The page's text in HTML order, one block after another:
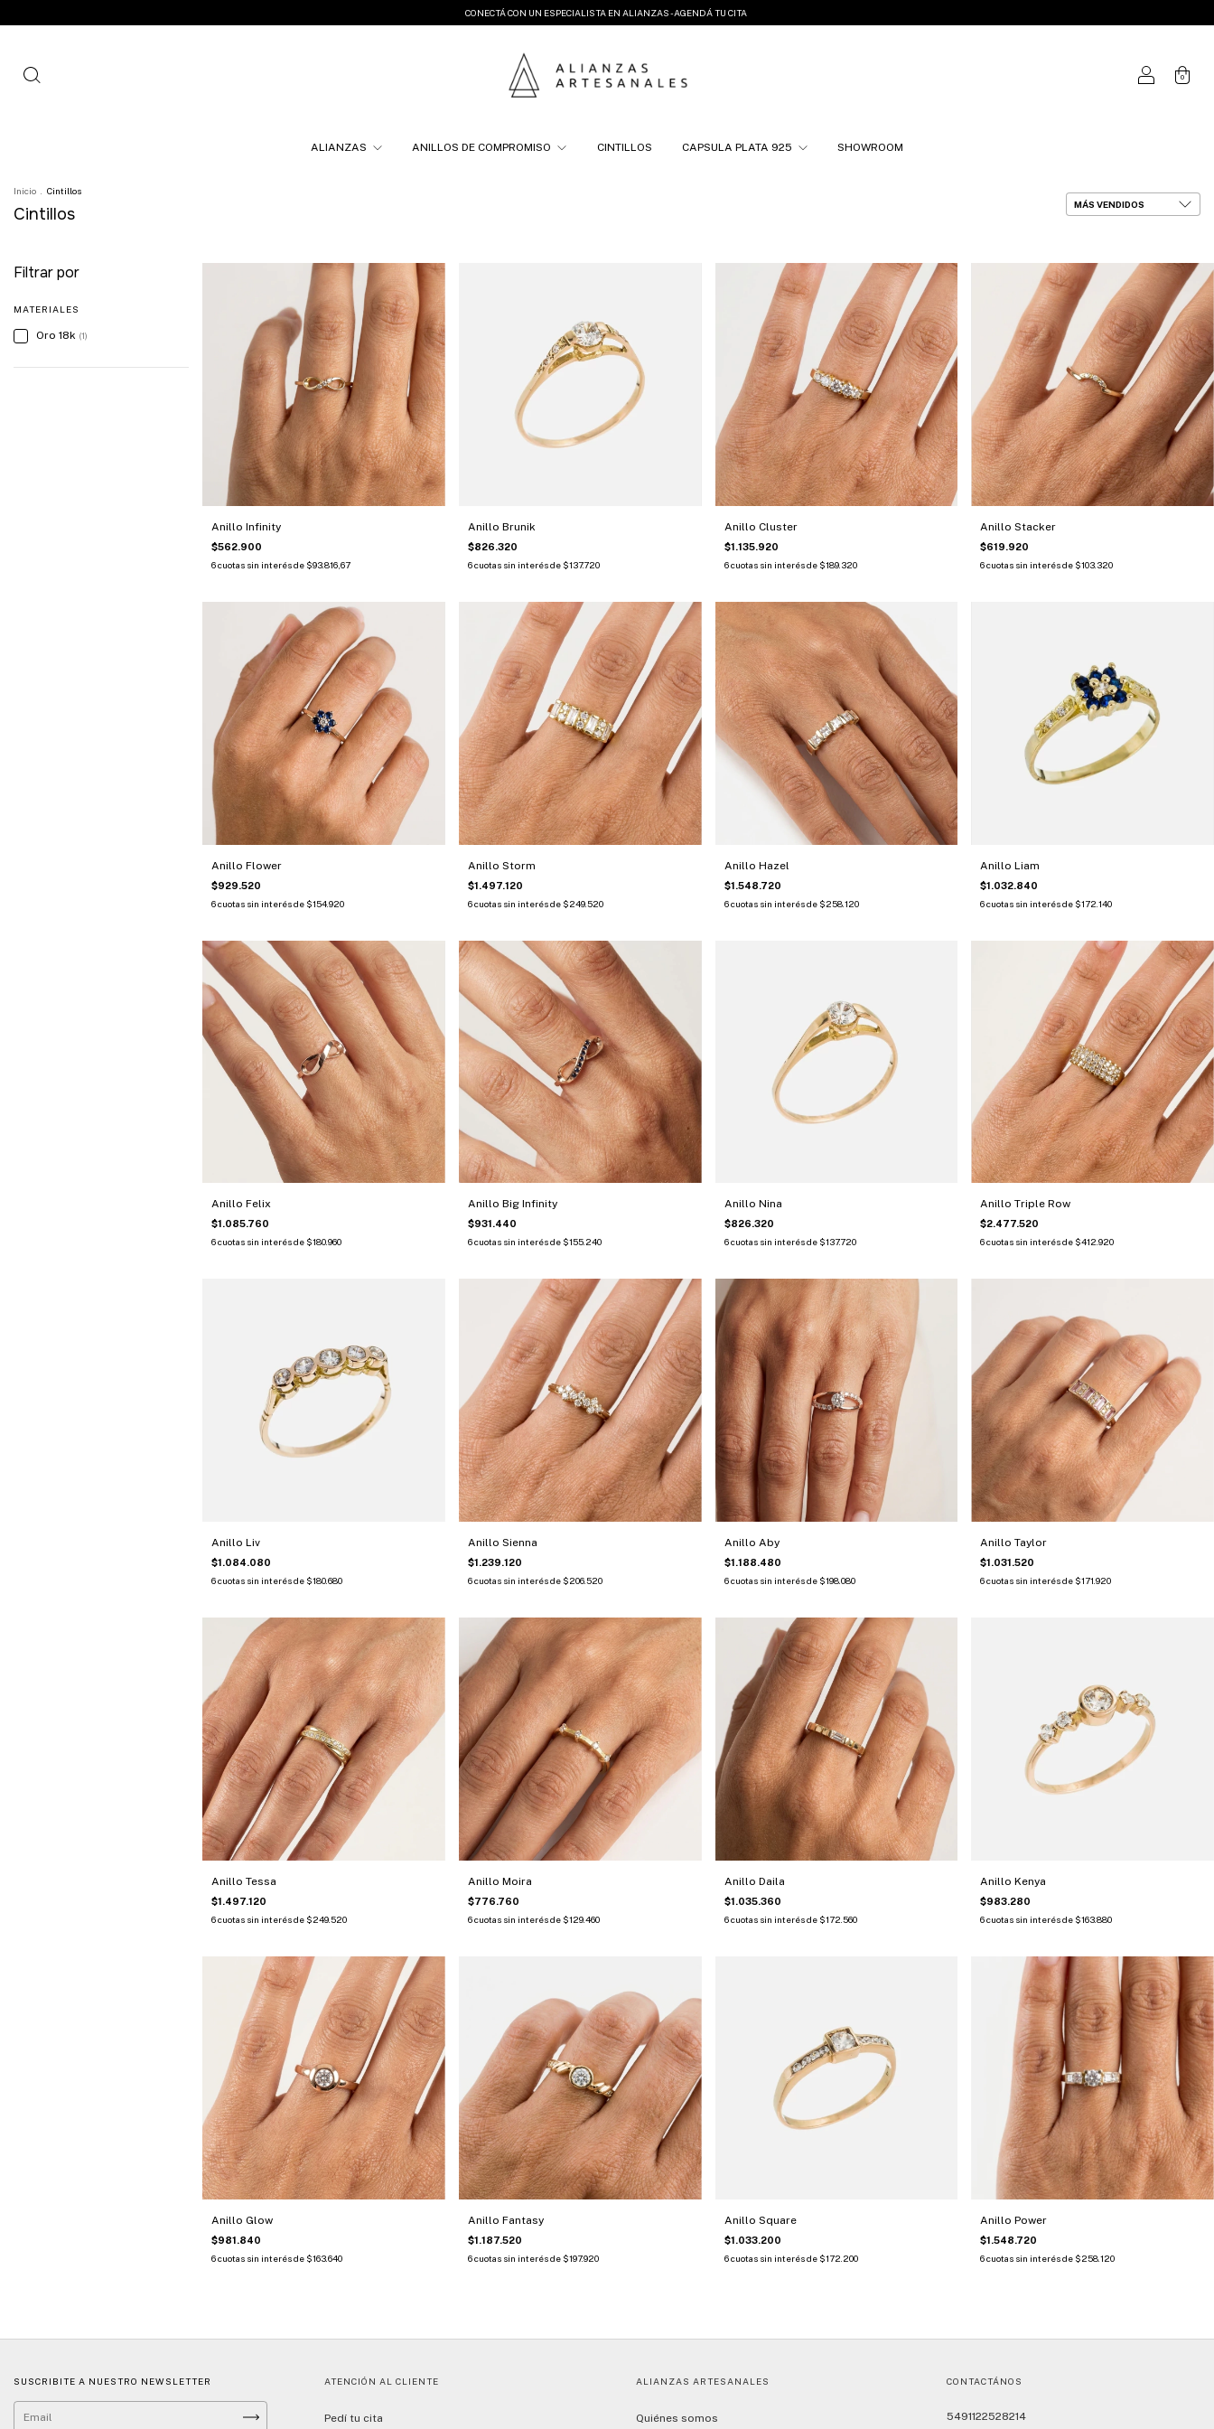
CONECTÁ CON UN ESPECIALISTA EN ALIANZAS - AGENDÁ TU CITA
0
ALIANZAS ANILLOS DE COMPROMISO CINTILLOS CAPSULA PLATA 925 SHOWROOM
Inicio Cintillos
Cintillos
Filtrar por
MATERIALES
Oro 18k (1)
Anillo Infinity
$562.900
6cuotas sin interés de $93.816,67
Anillo Brunik
$826.320
6cuotas sin interés de $137.720
Anillo Cluster
$1.135.920
6 cuotas sin interés de $189.320
Anillo Stacker
$619.920
6cuotas sin interés de $103.320
Anillo Flower
$929.520
6cuotas sin interés de $154.920
Anillo Storm
$1.497.120
6cuotas sin interés de $249.520
Anillo Hazel
$1.548.720
6 cuotas sin interés de $258.120
Anillo Liam
$1.032.840
6cuotas sin interés de $172.140
Anillo Felix
$1.085.760
6cuotas sin interés de $180.960
Anillo Big Infinity
$931.440
6cuotas sin interés de $155.240
Anillo Nina
$826.320
6 cuotas sin interés de $137.720
Anillo Triple Row
$2.477.520
6cuotas sin interés de $412.920
Anillo Liv
$1.084.080
6cuotas sin interés de $180.680
Anillo Sienna
$1.239.120
6cuotas sin interés de $206.520
Anillo Aby
$1.188.480
6 cuotas sin interés de $198.080
Anillo Taylor
$1.031.520
6cuotas sin interés de $171.920
Anillo Tessa
$1.497.120
6cuotas sin interés de $249.520
Anillo Moira
$776.760
6cuotas sin interés de $129.460
Anillo Daila
$1.035.360
6 cuotas sin interés de $172.560
Anillo Kenya
$983.280
6cuotas sin interés de $163.880
Anillo Glow
$981.840
6cuotas sin interés de $163.640
Anillo Fantasy
$1.187.520
6cuotas sin interés de $197.920
Anillo Square
$1.033.200
6 cuotas sin interés de $172.200
Anillo Power
$1.548.720
6cuotas sin interés de $258.120
SUSCRIBITE A NUESTRO NEWSLETTER ATENCIÓN AL CLIENTE
Pedí tu cita
ALIANZAS ARTESANALES
Quiénes somos
CONTACTÁNOS
5491122528214